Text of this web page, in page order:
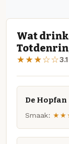
Wat
★★★☆☆3.1
De Hopfan
Smaak: